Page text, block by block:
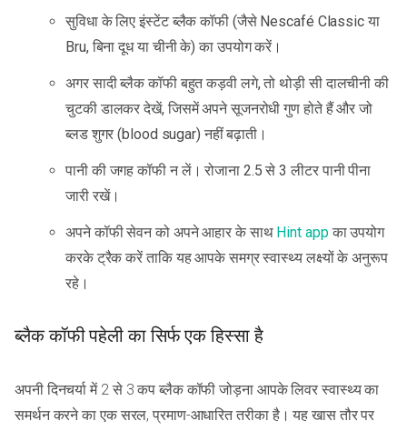
सुविधा के लिए इंस्टेंट ब्लैक कॉफी (जैसे Nescafé Classic या
Bru, बिना दूध या चीनी के) का उपयोग करें।
अगर सादी ब्लैक कॉफी बहुत कड़वी लगे, तो थोड़ी सी दालचीनी की
चुटकी डालकर देखें, जिसमें अपने सूजनरोधी गुण होते हैं और जो
ब्लड शुगर (blood sugar) नहीं बढ़ाती।
पानी की जगह कॉफी न लें। रोजाना 2.5 से 3 लीटर पानी पीना
जारी रखें।
अपने कॉफी सेवन को अपने आहार के साथ Hint appका उपयोग
करके ट्रैक करें ताकि यह आपके समग्र स्वास्थ्य लक्ष्यों के अनुरूप
रहे।
ब्लैक कॉफी पहेली का सिर्फ एक हिस्सा है
अपनी दिनचर्या में 2 से 3 कप ब्लैक कॉफी जोड़ना आपके लिवर स्वास्थ्य का
समर्थन करने का एक सरल, प्रमाण-आधारित तरीका है। यह खास तौर पर